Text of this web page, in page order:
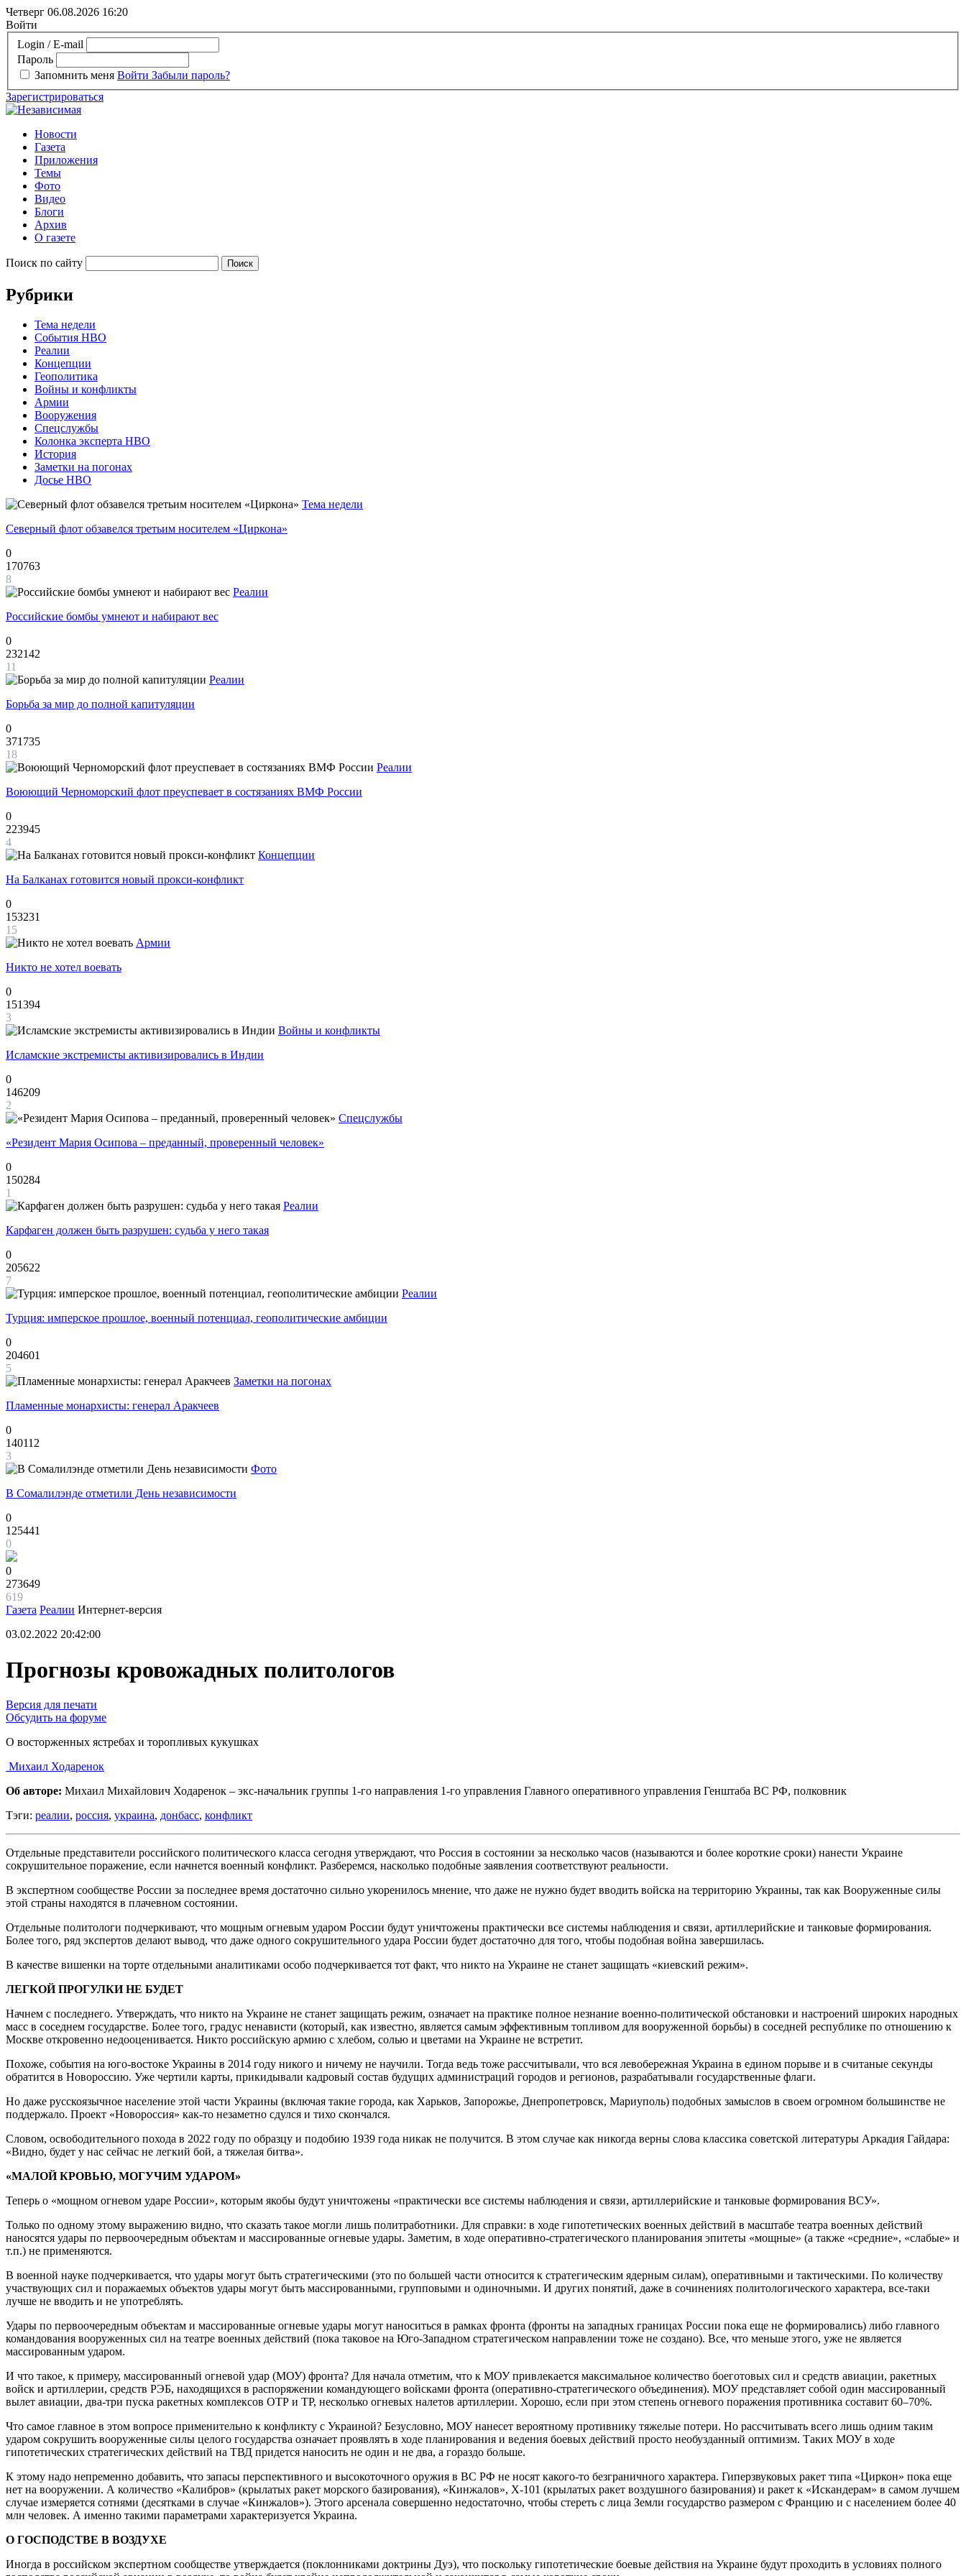
Четверг 06.08.2026 16:20
Войти
Login / E-mail
Пароль
Запомнить меня Войти Забыли пароль?
Зарегистрироваться
Новости
Газета
Приложения
Темы
Фото
Видео
Блоги
Архив
О газете
Поиск по сайту
Рубрики
Тема недели
События НВО
Реалии
Концепции
Геополитика
Войны и конфликты
Армии
Вооружения
Спецслужбы
Колонка эксперта НВО
История
Заметки на погонах
Досье НВО
Тема недели
Северный флот обзавелся третьим носителем «Циркона»
0
170763
8
Реалии
Российские бомбы умнеют и набирают вес
0
232142
11
Реалии
Борьба за мир до полной капитуляции
0
371735
18
Реалии
Воюющий Черноморский флот преуспевает в состязаниях ВМФ России
0
223945
4
Концепции
На Балканах готовится новый прокси-конфликт
0
153231
15
Армии
Никто не хотел воевать
0
151394
3
Войны и конфликты
Исламские экстремисты активизировались в Индии
0
146209
2
Спецслужбы
«Резидент Мария Осипова – преданный, проверенный человек»
0
150284
1
Реалии
Карфаген должен быть разрушен: судьба у него такая
0
205622
7
Реалии
Турция: имперское прошлое, военный потенциал, геополитические амбиции
0
204601
5
Заметки на погонах
Пламенные монархисты: генерал Аракчеев
0
140112
3
Фото
В Сомалилэнде отметили День независимости
0
125441
0
0
273649
619
Газета Реалии Интернет-версия
03.02.2022 20:42:00
Прогнозы кровожадных политологов
Версия для печати
Обсудить на форуме
О восторженных ястребах и торопливых кукушках
Михаил Ходаренок
Об авторе: Михаил Михайлович Ходаренок – экс-начальник группы 1-го направления 1-го управления Главного оперативного управления Генштаба ВС РФ, полковник
Тэги: реалии, россия, украина, донбасс, конфликт
Отдельные представители российского политического класса сегодня утверждают, что Россия в состоянии за несколько часов (называются и более короткие сроки) нанести Украине
сокрушительное поражение, если начнется военный конфликт. Разберемся, насколько подобные заявления соответствуют реальности.
В экспертном сообществе России за последнее время достаточно сильно укоренилось мнение, что даже не нужно будет вводить войска на территорию Украины, так как Вооруженные силы
этой страны находятся в плачевном состоянии.
Отдельные политологи подчеркивают, что мощным огневым ударом России будут уничтожены практически все системы наблюдения и связи, артиллерийские и танковые формирования.
Более того, ряд экспертов делают вывод, что даже одного сокрушительного удара России будет достаточно для того, чтобы подобная война завершилась.
В качестве вишенки на торте отдельными аналитиками особо подчеркивается тот факт, что никто на Украине не станет защищать «киевский режим».
ЛЕГКОЙ ПРОГУЛКИ НЕ БУДЕТ
Начнем с последнего. Утверждать, что никто на Украине не станет защищать режим, означает на практике полное незнание военно-политической обстановки и настроений широких народных
масс в соседнем государстве. Более того, градус ненависти (который, как известно, является самым эффективным топливом для вооруженной борьбы) в соседней республике по отношению к
Москве откровенно недооценивается. Никто российскую армию с хлебом, солью и цветами на Украине не встретит.
Похоже, события на юго-востоке Украины в 2014 году никого и ничему не научили. Тогда ведь тоже рассчитывали, что вся левобережная Украина в едином порыве и в считаные секунды
обратится в Новороссию. Уже чертили карты, прикидывали кадровый состав будущих администраций городов и регионов, разрабатывали государственные флаги.
Но даже русскоязычное население этой части Украины (включая такие города, как Харьков, Запорожье, Днепропетровск, Мариуполь) подобных замыслов в своем огромном большинстве не
поддержало. Проект «Новороссия» как-то незаметно сдулся и тихо скончался.
Словом, освободительного похода в 2022 году по образцу и подобию 1939 года никак не получится. В этом случае как никогда верны слова классика советской литературы Аркадия Гайдара:
«Видно, будет у нас сейчас не легкий бой, а тяжелая битва».
«МАЛОЙ КРОВЬЮ, МОГУЧИМ УДАРОМ»
Теперь о «мощном огневом ударе России», которым якобы будут уничтожены «практически все системы наблюдения и связи, артиллерийские и танковые формирования ВСУ».
Только по одному этому выражению видно, что сказать такое могли лишь политработники. Для справки: в ходе гипотетических военных действий в масштабе театра военных действий
наносятся удары по первоочередным объектам и массированные огневые удары. Заметим, в ходе оперативно-стратегического планирования эпитеты «мощные» (а также «средние», «слабые» и
т.п.) не применяются.
В военной науке подчеркивается, что удары могут быть стратегическими (это по большей части относится к стратегическим ядерным силам), оперативными и тактическими. По количеству
участвующих сил и поражаемых объектов удары могут быть массированными, групповыми и одиночными. И других понятий, даже в сочинениях политологического характера, все-таки
лучше не вводить и не употреблять.
Удары по первоочередным объектам и массированные огневые удары могут наноситься в рамках фронта (фронты на западных границах России пока еще не формировались) либо главного
командования вооруженных сил на театре военных действий (пока таковое на Юго-Западном стратегическом направлении тоже не создано). Все, что меньше этого, уже не является
массированным ударом.
И что такое, к примеру, массированный огневой удар (МОУ) фронта? Для начала отметим, что к МОУ привлекается максимальное количество боеготовых сил и средств авиации, ракетных
войск и артиллерии, средств РЭБ, находящихся в распоряжении командующего войсками фронта (оперативно-стратегического объединения). МОУ представляет собой один массированный
вылет авиации, два-три пуска ракетных комплексов ОТР и ТР, несколько огневых налетов артиллерии. Хорошо, если при этом степень огневого поражения противника составит 60–70%.
Что самое главное в этом вопросе применительно к конфликту с Украиной? Безусловно, МОУ нанесет вероятному противнику тяжелые потери. Но рассчитывать всего лишь одним таким
ударом сокрушить вооруженные силы целого государства означает проявлять в ходе планирования и ведения боевых действий просто необузданный оптимизм. Таких МОУ в ходе
гипотетических стратегических действий на ТВД придется наносить не один и не два, а гораздо больше.
К этому надо непременно добавить, что запасы перспективного и высокоточного оружия в ВС РФ не носят какого-то безграничного характера. Гиперзвуковых ракет типа «Циркон» пока еще
нет на вооружении. А количество «Калибров» (крылатых ракет морского базирования), «Кинжалов», Х-101 (крылатых ракет воздушного базирования) и ракет к «Искандерам» в самом лучшем
случае измеряется сотнями (десятками в случае «Кинжалов»). Этого арсенала совершенно недостаточно, чтобы стереть с лица Земли государство размером с Францию и с населением более 40
млн человек. А именно такими параметрами характеризуется Украина.
О ГОСПОДСТВЕ В ВОЗДУХЕ
Иногда в российском экспертном сообществе утверждается (поклонниками доктрины Дуэ), что поскольку гипотетические боевые действия на Украине будут проходить в условиях полного